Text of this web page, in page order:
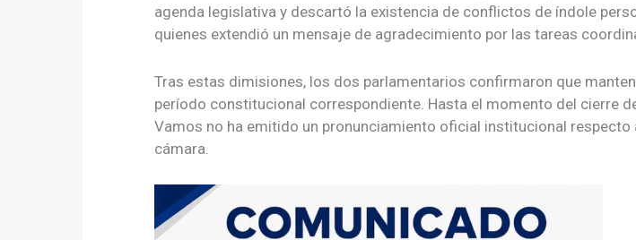
agenda legislativa y descartó la existencia de conflictos de índole
quienes extendió un mensaje de agradecimiento por las tareas
Tras estas dimisiones, los dos parlamentarios confirmaron que
período constitucional correspondiente. Hasta el momento del cierre
Vamos no ha emitido un pronunciamiento oficial institucional
cámara.